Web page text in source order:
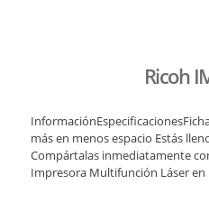
Ricoh
más en menos espacio Estás
Compártalas inmediatamente
Impresora Multifunción Láser en